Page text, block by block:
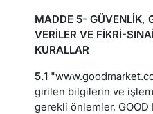
MADDE 5- GÜVENLİK,
VERİLER VE FİKRİ-
KURALLAR
5.1
girilen bilgilerin ve
gerekli önlemler, GOOD